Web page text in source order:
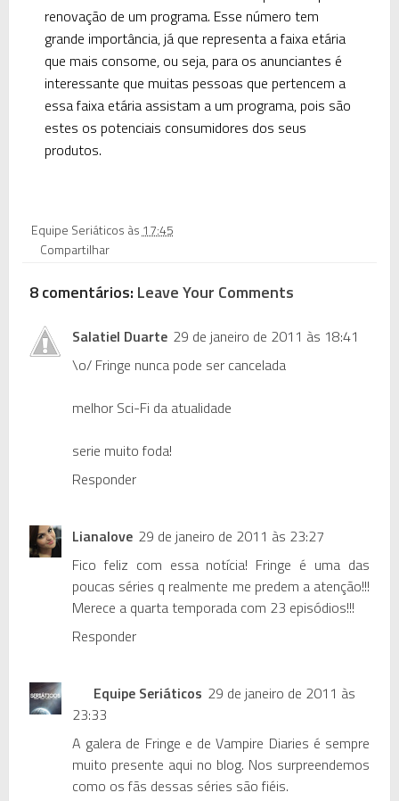
renovação de um programa. Esse número tem
grande importância, já que representa a faixa etária
que mais consome, ou seja, para os anunciantes é
interessante que muitas pessoas que pertencem a
essa faixa etária assistam a um programa, pois são
estes os potenciais consumidores dos seus
produtos.
Equipe Seriáticos às 17:45
Compartilhar
8 comentários: Leave Your Comments
Salatiel Duarte 29 de janeiro de 2011 às 18:41
\o/ Fringe nunca pode ser cancelada
melhor Sci-Fi da atualidade
serie muito foda!
Responder
Lianalove 29 de janeiro de 2011 às 23:27
Fico feliz com essa notícia! Fringe é uma das
poucas séries q realmente me predem a atenção!!!
Merece a quarta temporada com 23 episódios!!!
Responder
Equipe Seriáticos 29 de janeiro de 2011 às
23:33
A galera de Fringe e de Vampire Diaries é sempre
muito presente aqui no blog. Nos surpreendemos
como os fãs dessas séries são fiéis.